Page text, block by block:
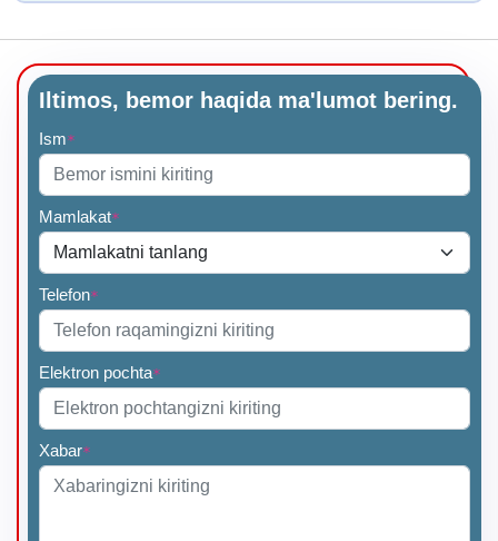
Iltimos, bemor haqida ma'lumot bering.
Ism*
Mamlakat*
Telefon*
Elektron pochta*
Xabar*